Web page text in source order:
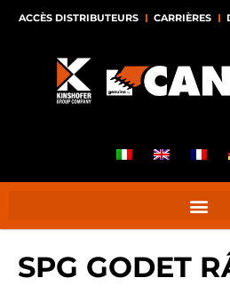
ACCÈS DISTRIBUTEURS CARRIÈRES
SPG GODET